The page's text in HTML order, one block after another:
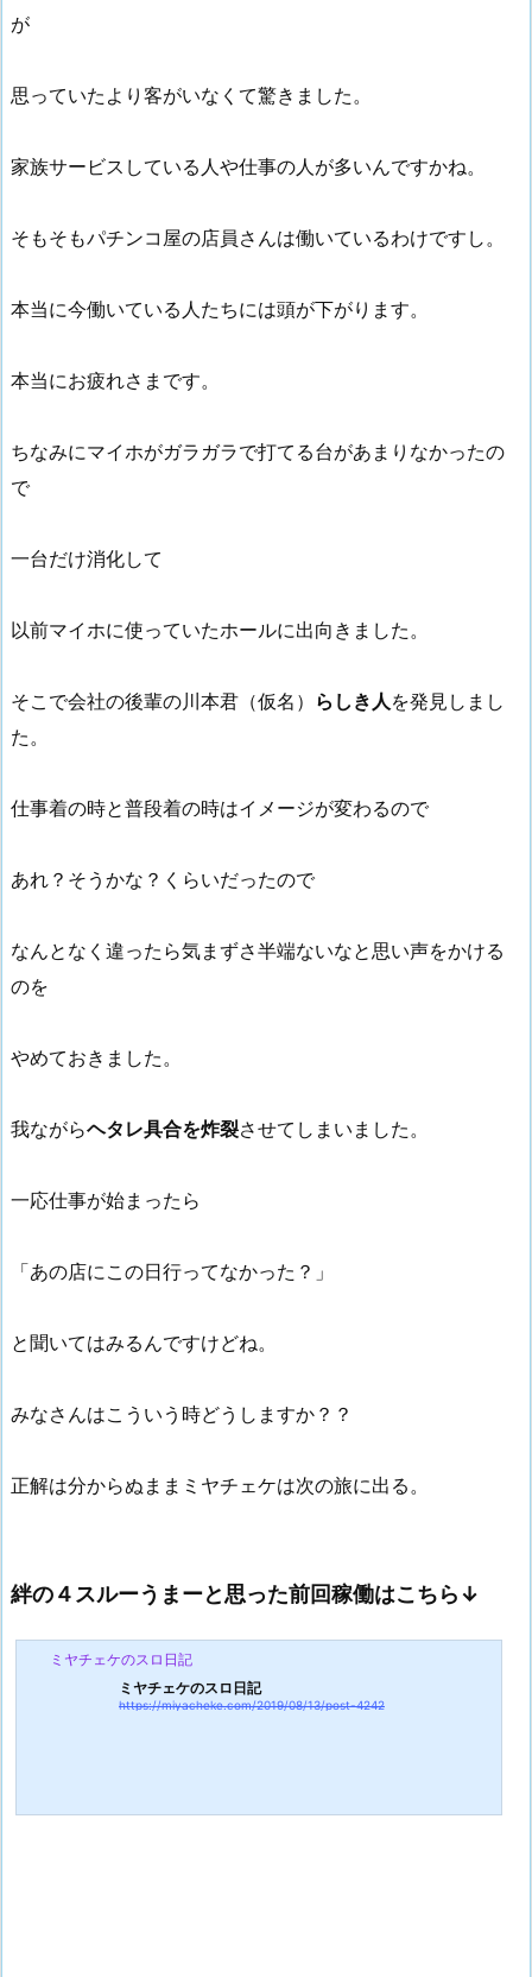
が
思っていたより客がいなくて驚きました。
家族サービスしている人や仕事の人が多いんですかね。
そもそもパチンコ屋の店員さんは働いているわけですし。
本当に今働いている人たちには頭が下がります。
本当にお疲れさまです。
ちなみにマイホがガラガラで打てる台があまりなかったの
で
一台だけ消化して
以前マイホに使っていたホールに出向きました。
そこで会社の後輩の川本君（仮名） らしき人を発見しまし
た。
仕事着の時と普段着の時はイメージが変わるので
あれ？そうかな？くらいだったので
なんとなく違ったら気まずさ半端ないなと思い声をかける
のを
やめておきました。
我ながらヘタレ具合を炸裂させてしまいました。
一応仕事が始まったら
「あの店にこの日行ってなかった？」
と聞いてはみるんですけどね。
みなさんはこういう時どうしますか？？
正解は分からぬままミヤチェケは次の旅に出る。
絆の４スルーうまーと思った前回稼働はこちら↓
ミヤチェケのスロ日記
ミヤチェケのスロ日記
https://miyacheke.com/2019/08/13/post-4242